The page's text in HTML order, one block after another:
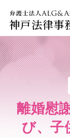
神戸法律事
離婚慰
び、子